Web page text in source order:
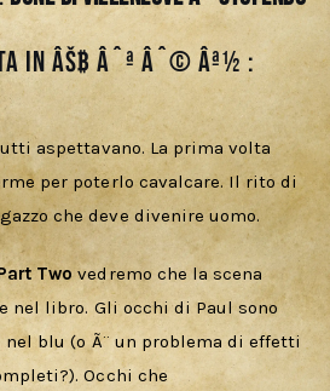
in âŠƒ âˆª âˆ© âª½ :
aspettavano. La prima volta
per poterlo cavalcare. Il rito di
che deve divenire uomo.
Two vedremo che la scena
nel libro. Gli occhi di Paul sono
nel blu (o Ã¨ un problema di effetti
Occhi che